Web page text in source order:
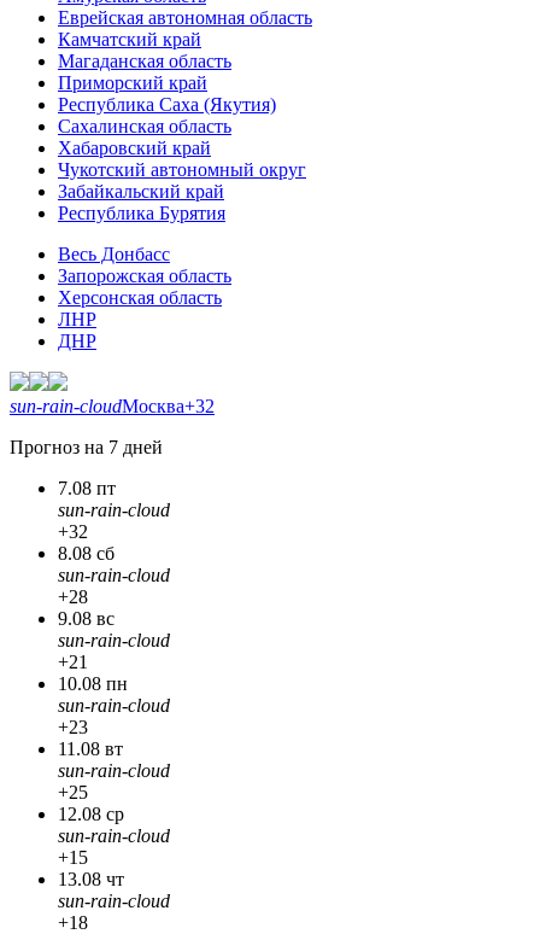
Еврейская автономная область
Камчатский край
Магаданская область
Приморский край
Республика Саха (Якутия)
Сахалинская область
Хабаровский край
Чукотский автономный округ
Забайкальский край
Республика Бурятия
Весь Донбасс
Запорожская область
Херсонская область
ЛНР
ДНР
sun-rain-cloudМосква+32
Прогноз на 7 дней
7.08 пт
sun-rain-cloud
+32
8.08 сб
sun-rain-cloud
+28
9.08 вс
sun-rain-cloud
+21
10.08 пн
sun-rain-cloud
+23
11.08 вт
sun-rain-cloud
+25
12.08 ср
sun-rain-cloud
+15
13.08 чт
sun-rain-cloud
+18